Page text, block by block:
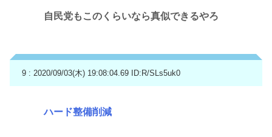
自民党もこのくらいなら真似できるやろ
9 : 2020/09/03(木) 19:08:04.69 ID:R/SLs5uk0
ハード整備削減